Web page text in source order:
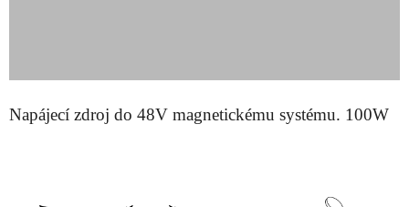
Napájecí zdroj do 48V magnetickému systému. 100W